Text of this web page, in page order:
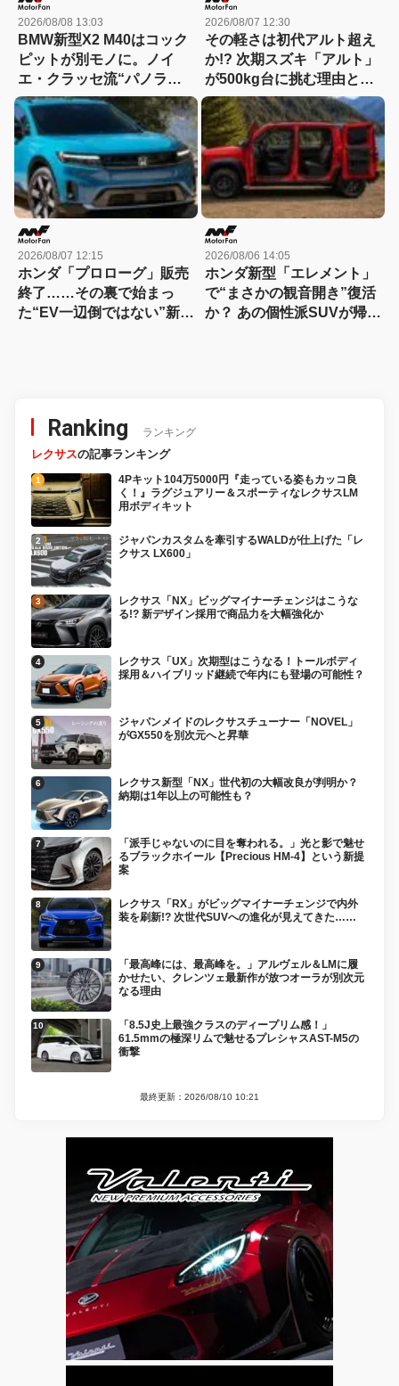
2026/08/08 13:03
BMW新型X2 M40はコック
ピットが別モノに。ノイ
エ・クラッセ流“パノラミ
ック iDrive”採用へ
2026/08/07 12:30
その軽さは初代アルト超え
か!? 次期スズキ「アルト」
が500kg台に挑む理由と
は……「小・少・軽・短・
美」を極める！
2026/08/07 12:15
ホンダ「プロローグ」販売
終了……その裏で始まっ
た“EV一辺倒ではない”新戦
2026/08/06 14:05
ホンダ新型「エレメント」
で“まさかの観音開き”復活
か？ あの個性派SUVが帰っ
Ranking ランキング
レクサスの記事ランキング
4Pキット104万5000円『走っている姿もカッコ良
く！』ラグジュアリー＆スポーティなレクサスLM
用ボディキット
ジャパンカスタムを牽引するWALDが仕上げた「レ
クサス LX600」
レクサス「NX」ビッグマイナーチェンジはこうな
る!? 新デザイン採用で商品力を大幅強化か
レクサス「UX」次期型はこうなる！トールボディ
採用＆ハイブリッド継続で年内にも登場の可能性？
ジャパンメイドのレクサスチューナー「NOVEL」
がGX550を別次元へと昇華
レクサス新型「NX」世代初の大幅改良が判明か？
納期は1年以上の可能性も？
「派手じゃないのに目を奪われる。」光と影で魅せ
るブラックホイール【Precious HM-4】という新提
案
レクサス「RX」がビッグマイナーチェンジで内外
装を刷新!? 次世代SUVへの進化が見えてきた……
「最高峰には、最高峰を。」アルヴェル＆LMに履
かせたい、クレンツェ最新作が放つオーラが別次元
なる理由
「8.5J史上最強クラスのディープリム感！」
61.5mmの極深リムで魅せるプレシャスAST-M5の
衝撃
最終更新：2026/08/10 10:21